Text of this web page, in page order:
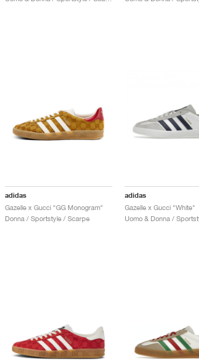
adidas
Gazelle x Gucci "GG Monogram"
Donna / Sportstyle / Scarpe
adidas
Gazelle x Gucci "White"